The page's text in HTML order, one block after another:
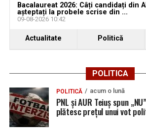
Bacalaureat 2026: Câți candidați din
așteptați la probele scrise din ...
09-08-2026 10:42
Actualitate Politică
POLITICA
POLITICĂ acum o lună
PNL și AUR Teiuș spun
plătesc prețul unui vot